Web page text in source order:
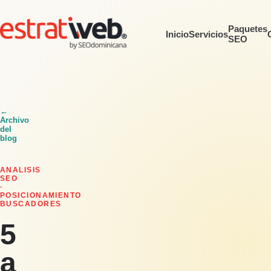
InicioServiciosPaquetes
SEO
←
Archivo
del
blog
ANALISIS
SEO
·
POSICIONAMIENTO
BUSCADORES
5
a